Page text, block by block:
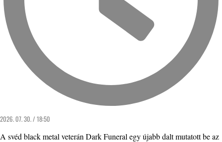
2026. 07. 30. / 18:50
A svéd black metal veterán Dark Funeral egy újabb dalt mutatott be az